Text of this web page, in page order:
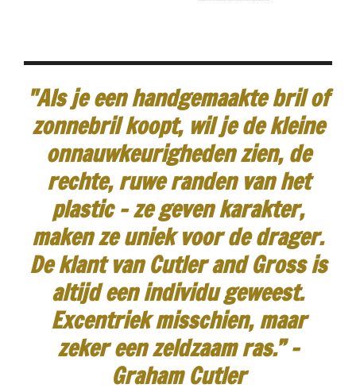
"Als je een handgemaakte bril of
zonnebril koopt, wil je de kleine
onnauwkeurigheden zien, de
rechte, ruwe randen van het
plastic - ze geven karakter,
maken ze uniek voor de drager.
De klant van Cutler and Gross is
altijd een individu geweest.
Excentriek misschien, maar
zeker een zeldzaam ras.” -
Graham Cutler